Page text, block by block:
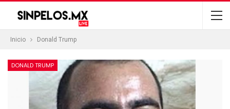
Inicio Donald Trump
DONALD TRUMP